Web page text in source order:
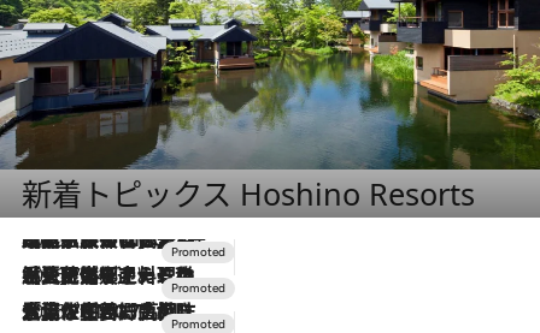
新着トピックス Hoshino Resorts
2026.7.31
【ホテル帰省】という選択肢をOMOが提案。家族とほどよい距離を保つには「昼は実家、夜は気兼ねなくホテルで！」
2026.7.24
【夏限定ディナーコース】旬を迎える稚鮎や花ズッキーニなどをイタリア・トスカーナの郷土料理の手法で満喫！
2026.7.17
「土佐和ハーブかき氷」がOMO7高知に登場！生姜、山椒、大葉など目にも舌にも涼を呼ぶ郷土の味